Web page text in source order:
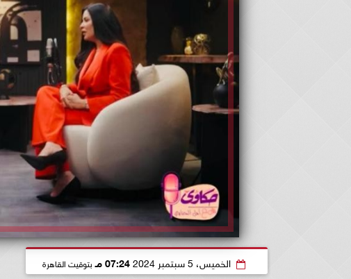
الخميس، 5 سبتمبر 2024 07:24 مـ بتوقيت القاهرة